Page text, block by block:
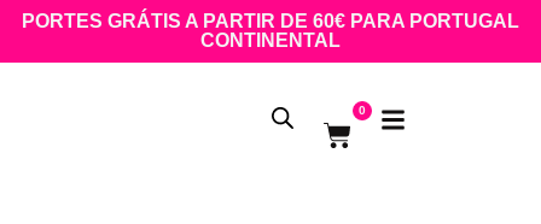
PORTES GRÁTIS A PARTIR DE 60€ PARA PORTUGAL
CONTINENTAL
0